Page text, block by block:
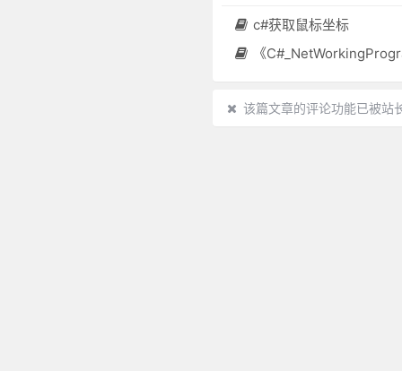
c#获取鼠标坐标
《C#_NetWorkingProgramming》中文
该篇文章的评论功能已被站